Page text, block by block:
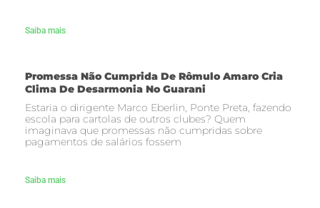
Saiba mais
Promessa Não Cumprida De Rômulo Amaro Cria
Clima De Desarmonia No Guarani
Estaria o dirigente Marco Eberlin, Ponte Preta, fazendo
escola para cartolas de outros clubes? Quem
imaginava que promessas não cumpridas sobre
pagamentos de salários fossem
Saiba mais